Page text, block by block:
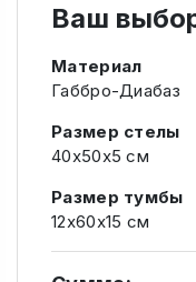
Ваш
Материал
Габбро-Диабаз
Размер стелы
40х50х5 см
Размер тумбы
12х60х15 см